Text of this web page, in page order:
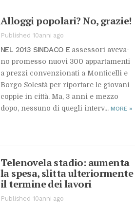
Al­log­gi po­po­la­ri? No, gra­zie!
Published 10anni ago
NEL 2013 SIN­DA­CO Eas­ses­so­ri ave­va­
no pro­mes­so nuo­vi 300 ap­par­ta­men­ti
a prez­zi con­ven­zio­na­ti a Mon­ti­cel­li e
Bor­go So­le­stà per ri­por­ta­re le gio­va­ni
cop­pie in cit­tà. Ma, 3 anni e mez­zo
dopo, nes­su­no di que­gli in­ter­v... MORE »
Te­le­no­ve­la sta­dio: au­men­ta
la spe­sa, slit­ta ul­te­rior­men­te
il ter­mi­ne dei la­vo­ri
Published 10anni ago